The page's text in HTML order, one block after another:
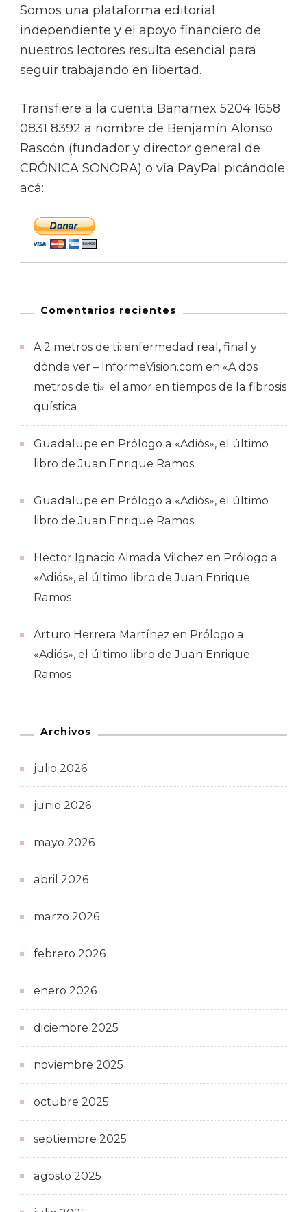
Somos una plataforma editorial
independiente y el apoyo financiero de
nuestros lectores resulta esencial para
seguir trabajando en libertad.
Transfiere a la cuenta Banamex 5204 1658
0831 8392 a nombre de Benjamín Alonso
Rascón (fundador y director general de
CRÓNICA SONORA) o vía PayPal picándole
acá:
Comentarios recientes
A 2 metros de ti: enfermedad real, final y
dónde ver – InformeVision.com en «A dos
metros de ti»: el amor en tiempos de la fibrosis
quística
Guadalupe en Prólogo a «Adiós», el último
libro de Juan Enrique Ramos
Guadalupe en Prólogo a «Adiós», el último
libro de Juan Enrique Ramos
Hector Ignacio Almada Vilchez en Prólogo a
«Adiós», el último libro de Juan Enrique
Ramos
Arturo Herrera Martínez en Prólogo a
«Adiós», el último libro de Juan Enrique
Ramos
Archivos
julio 2026
junio 2026
mayo 2026
abril 2026
marzo 2026
febrero 2026
enero 2026
diciembre 2025
noviembre 2025
octubre 2025
septiembre 2025
agosto 2025